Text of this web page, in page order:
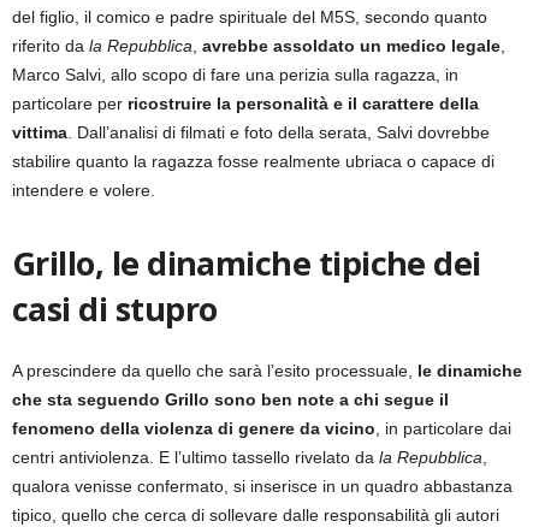
del figlio, il comico e padre spirituale del M5S, secondo quanto
riferito da la Repubblica, avrebbe assoldato un medico legale,
Marco Salvi, allo scopo di fare una perizia sulla ragazza, in
particolare per ricostruire la personalità e il carattere della
vittima. Dall’analisi di filmati e foto della serata, Salvi dovrebbe
stabilire quanto la ragazza fosse realmente ubriaca o capace di
intendere e volere.
Grillo, le dinamiche tipiche dei
casi di stupro
A prescindere da quello che sarà l’esito processuale, le dinamiche
che sta seguendo Grillo sono ben note a chi segue il
fenomeno della violenza di genere da vicino, in particolare dai
centri antiviolenza. E l’ultimo tassello rivelato da la Repubblica,
qualora venisse confermato, si inserisce in un quadro abbastanza
tipico, quello che cerca di sollevare dalle responsabilità gli autori